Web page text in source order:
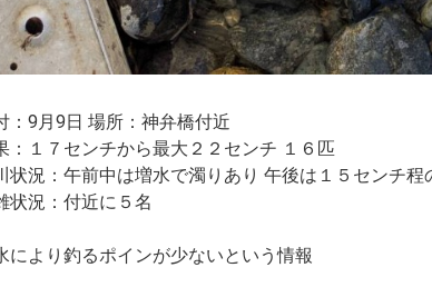
：9月9日 場所：神弁橋付近
：１７センチから最大２２センチ １６匹
状況：午前中は増水で濁りあり 午後は１５センチ程
状況：付近に５名
により釣るポインが少ないという情報